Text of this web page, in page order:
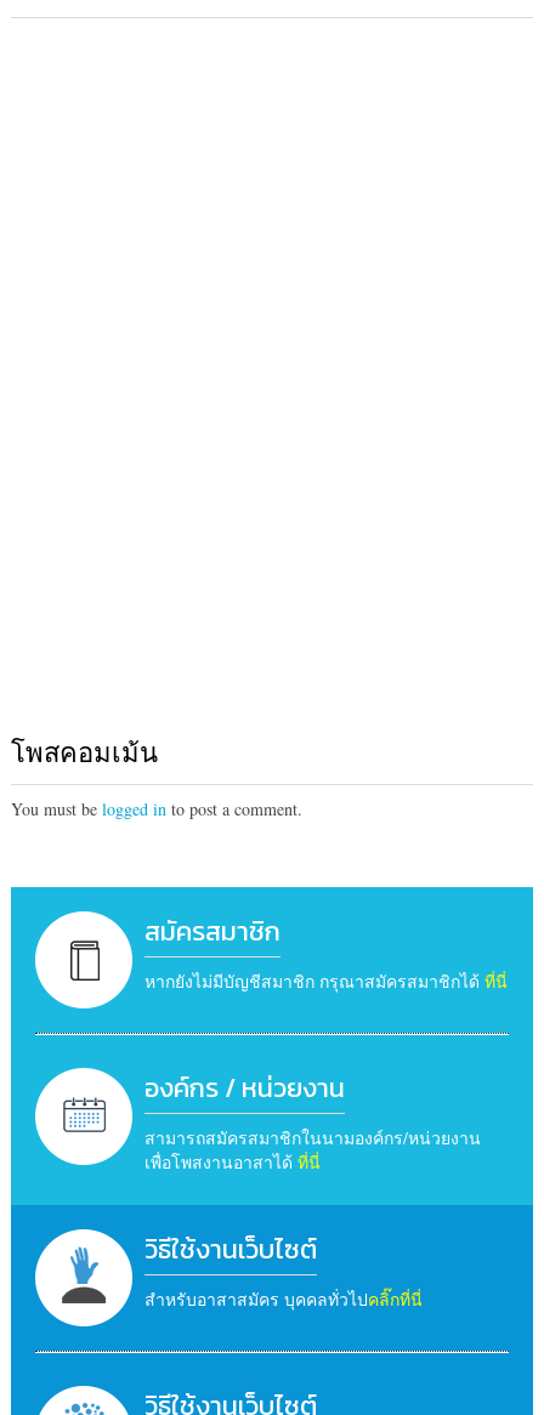
โพสคอมเม้น
You must be logged into post a comment.
สมัครสมาชิก
หากยังไม่มีบัญชีสมาชิก กรุณาสมัครสมาชิกได้ ที่นี่
องค์กร / หน่วยงาน
สามารถสมัครสมาชิกในนามองค์กร/หน่วยงาน
เพื่อโพสงานอาสาได้ ที่นี่
วิธีใช้งานเว็บไซต์
สำหรับอาสาสมัคร บุคคลทั่วไปคลิ๊กที่นี่
วิธีใช้งานเว็บไซต์